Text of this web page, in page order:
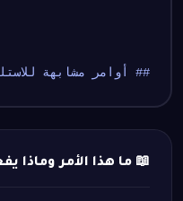
## أوامر مشابهة
📖 ما هذا الأمر وماذا